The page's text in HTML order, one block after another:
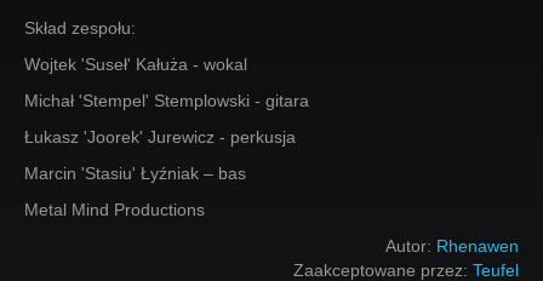
Skład zespołu:
Wojtek 'Suseł' Kałuża - wokal
Michał 'Stempel' Stemplowski - gitara
Łukasz 'Joorek' Jurewicz - perkusja
Marcin 'Stasiu' Łyźniak – bas
Metal Mind Productions
Autor: Rhenawen
Zaakceptowane przez: Teufel